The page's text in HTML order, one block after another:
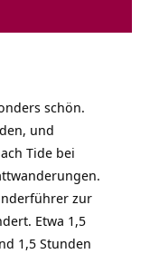
schön.
und
Tide bei
zur
Etwa 1,5
1,5 Stunden